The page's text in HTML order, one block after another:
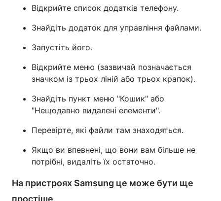
Відкрийте список додатків телефону.
Знайдіть додаток для управління файлами.
Запустіть його.
Відкрийте меню (зазвичай позначається
значком із трьох ліній або трьох крапок).
Знайдіть пункт меню "Кошик" або
"Нещодавно видалені елементи".
Перевірте, які файли там знаходяться.
Якщо ви впевнені, що вони вам більше не
потрібні, видаліть їх остаточно.
На пристроях Samsung це може бути ще
простіше